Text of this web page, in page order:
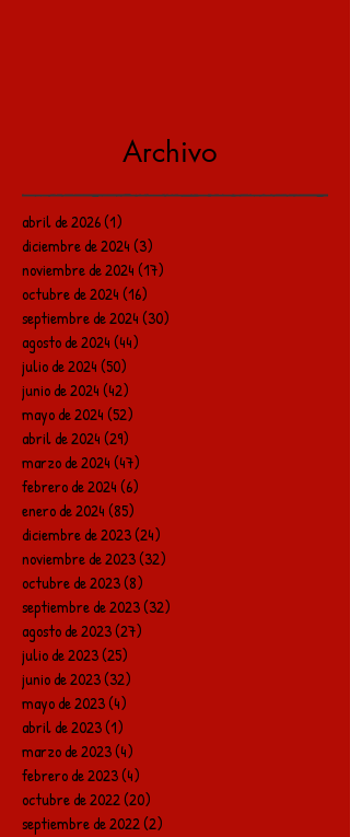
Archivo
abril de 2026(1)
diciembre de 2024(3)
noviembre de 2024(17)
octubre de 2024(16)
septiembre de 2024(30)
agosto de 2024(44)
julio de 2024(50)
junio de 2024(42)
mayo de 2024(52)
abril de 2024(29)
marzo de 2024(47)
febrero de 2024(6)
enero de 2024(85)
diciembre de 2023(24)
noviembre de 2023(32)
octubre de 2023(8)
septiembre de 2023(32)
agosto de 2023(27)
julio de 2023(25)
junio de 2023(32)
mayo de 2023(4)
abril de 2023(1)
marzo de 2023(4)
febrero de 2023(4)
octubre de 2022(20)
septiembre de 2022(2)